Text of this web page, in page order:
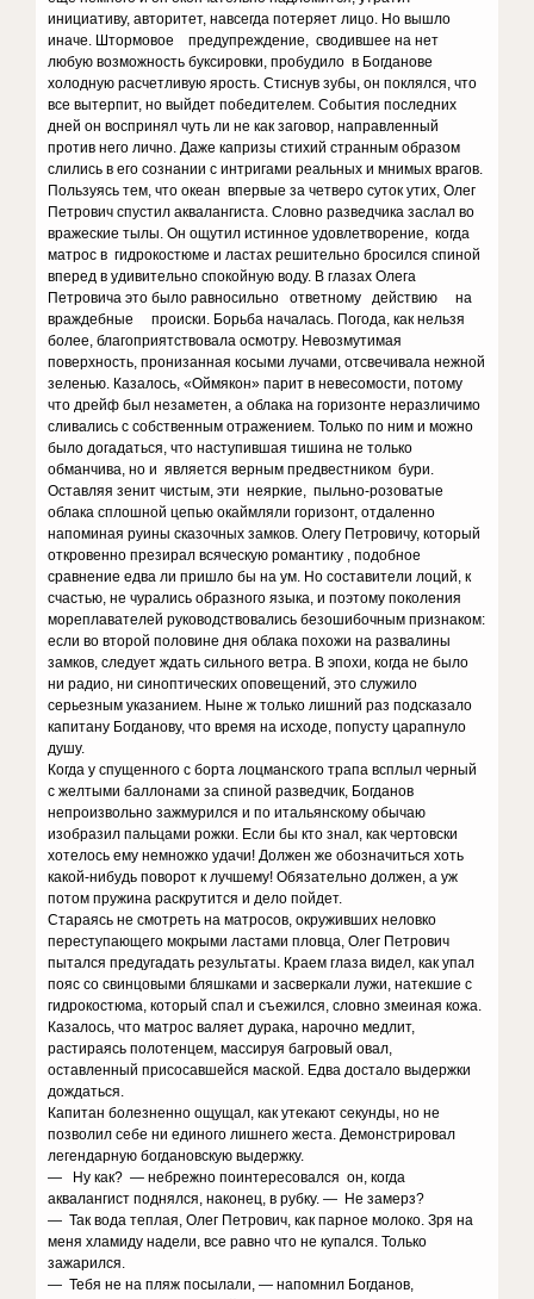
инициативу, авторитет, навсегда потеряет лицо. Но вышло
иначе. Штормовое предупреждение, сводившее на нет
любую возможность буксировки, пробудило в Богданове
холодную расчетливую ярость. Стиснув зубы, он поклялся, что
все вытерпит, но выйдет победителем. События последних
дней он воспринял чуть ли не как заговор, направленный
против него лично. Даже капризы стихий странным образом
слились в его сознании с интригами реальных и мнимых врагов.
Пользуясь тем, что океан впервые за четверо суток утих, Олег
Петрович спустил аквалангиста. Словно разведчика заслал во
вражеские тылы. Он ощутил истинное удовлетворение, когда
матрос в гидрокостюме и ластах решительно бросился спиной
вперед в удивительно спокойную воду. В глазах Олега
Петровича это было равносильно ответному действию на
враждебные происки. Борьба началась. Погода, как нельзя
более, благоприятствовала осмотру. Невозмутимая
поверхность, пронизанная косыми лучами, отсвечивала нежной
зеленью. Казалось, «Оймякон» парит в невесомости, потому
что дрейф был незаметен, а облака на горизонте неразличимо
сливались с собственным отражением. Только по ним и можно
было догадаться, что наступившая тишина не только
обманчива, но и является верным предвестником бури.
Оставляя зенит чистым, эти неяркие, пыльно-розоватые
облака сплошной цепью окаймляли горизонт, отдаленно
напоминая руины сказочных замков. Олегу Петровичу, который
откровенно презирал всяческую романтику , подобное
сравнение едва ли пришло бы на ум. Но составители лоций, к
счастью, не чурались образного языка, и поэтому поколения
мореплавателей руководствовались безошибочным признаком:
если во второй половине дня облака похожи на развалины
замков, следует ждать сильного ветра. В эпохи, когда не было
ни радио, ни синоптических оповещений, это служило
серьезным указанием. Ныне ж только лишний раз подсказало
капитану Богданову, что время на исходе, попусту царапнуло
душу.
Когда у спущенного с борта лоцманского трапа всплыл черный
с желтыми баллонами за спиной разведчик, Богданов
непроизвольно зажмурился и по итальянскому обычаю
изобразил пальцами рожки. Если бы кто знал, как чертовски
хотелось ему немножко удачи! Должен же обозначиться хоть
какой-нибудь поворот к лучшему! Обязательно должен, а уж
потом пружина раскрутится и дело пойдет.
Стараясь не смотреть на матросов, окруживших неловко
переступающего мокрыми ластами пловца, Олег Петрович
пытался предугадать результаты. Краем глаза видел, как упал
пояс со свинцовыми бляшками и засверкали лужи, натекшие с
гидрокостюма, который спал и съежился, словно змеиная кожа.
Казалось, что матрос валяет дурака, нарочно медлит,
растираясь полотенцем, массируя багровый овал,
оставленный присосавшейся маской. Едва достало выдержки
дождаться.
Капитан болезненно ощущал, как утекают секунды, но не
позволил себе ни единого лишнего жеста. Демонстрировал
легендарную богдановскую выдержку.
— Ну как? — небрежно поинтересовался он, когда
аквалангист поднялся, наконец, в рубку. — Не замерз?
— Так вода теплая, Олег Петрович, как парное молоко. Зря на
меня хламиду надели, все равно что не купался. Только
зажарился.
— Тебя не на пляж посылали, — напомнил Богданов,